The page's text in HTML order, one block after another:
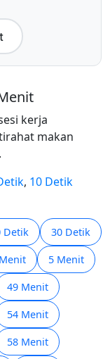
kerja
makan
, 10 Detik
Detik 30 Detik
5 Menit
49 Menit
54 Menit
58 Menit